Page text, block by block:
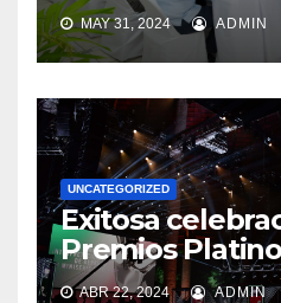
MAY 31, 2024 ADMIN
UNCATEGORIZED
Exitosa
Premios
ABR 22, 2024 ADMIN